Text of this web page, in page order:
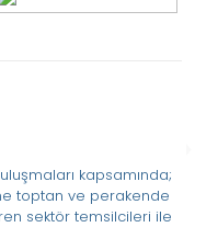
kapsamında;
toptan ve perakende
sektör temsilcileri ile